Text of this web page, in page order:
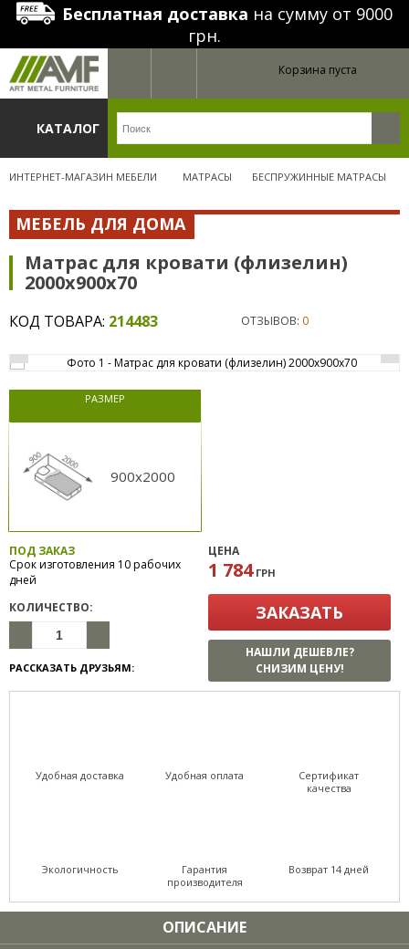
Бесплатная доставка на сумму от 9000
грн.
Корзина пуста
КАТАЛОГ
ИНТЕРНЕТ-МАГАЗИН МЕБЕЛИ МАТРАСЫ БЕСПРУЖИННЫЕ МАТРАСЫ
МЕБЕЛЬ ДЛЯ ДОМА
Матрас для кровати (флизелин)
2000х900х70
КОД ТОВАРА: 214483 ОТЗЫВОВ: 0
РАЗМЕР
900x2000
ПОД ЗАКАЗ
Срок изготовления 10 рабочих
дней
КОЛИЧЕСТВО:
РАССКАЗАТЬ ДРУЗЬЯМ:
ЦЕНА
1 784 ГРН
ЗАКАЗАТЬ
НАШЛИ ДЕШЕВЛЕ?
СНИЗИМ ЦЕНУ!
Удобная доставка Удобная оплата
Сертификат
качества
Экологичность
Гарантия
производителя
Возврат 14 дней
ОПИСАНИЕ